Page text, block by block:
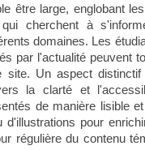
être large, englobant
cherchent à
domaines. Les
par l'actualité peuvent
site. Un aspect
la clarté et
de manière lisible
d'illustrations pour
régulière du contenu